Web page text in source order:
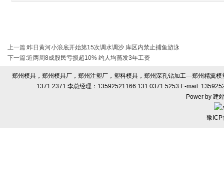
上一篇:昨日黄河小浪底开始第15次调水调沙 库区内禁止捕鱼游泳
下一篇:近两周8成股民亏损超10% 约人均蒸发3年工资
郑州模具，郑州模具厂，郑州注塑厂，塑料模具，郑州深孔钻加工—郑州精翼
1371 2371 李总经理：13592521166 131 0371 5253 E-mail:
Power by 建
豫